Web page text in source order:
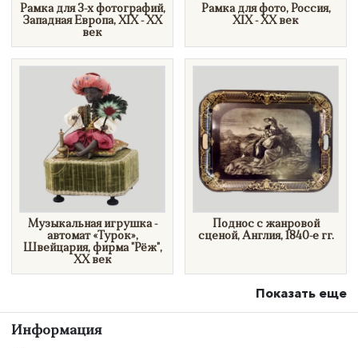
Рамка для 3-х фотографий​,
Западная Европа, XIX - XX
век
Рамка для фото, Россия,
XIX - XX век
Музыкальная игрушка -
автомат «Турок»,
Швейцария, фирма "Рёж",
ХХ век
Поднос с жанровой
сценой, Англия, 1840-е гг.
Показать еще
Информация